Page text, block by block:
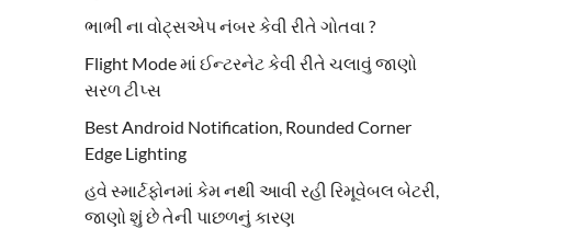
ભાભી ના વોટ્સએપ નંબર કેવી રીતે ગોતવા ?
Flight Mode માં ઈન્ટરનેટ કેવી રીતે ચલાવું જાણો
સરળ ટીપ્સ
Best Android Notification, Rounded Corner
Edge Lighting
હવે સ્માર્ટફોનમાં કેમ નથી આવી રહી રિમૂવેબલ બેટરી,
જાણો શું છે તેની પાછળનું કારણ